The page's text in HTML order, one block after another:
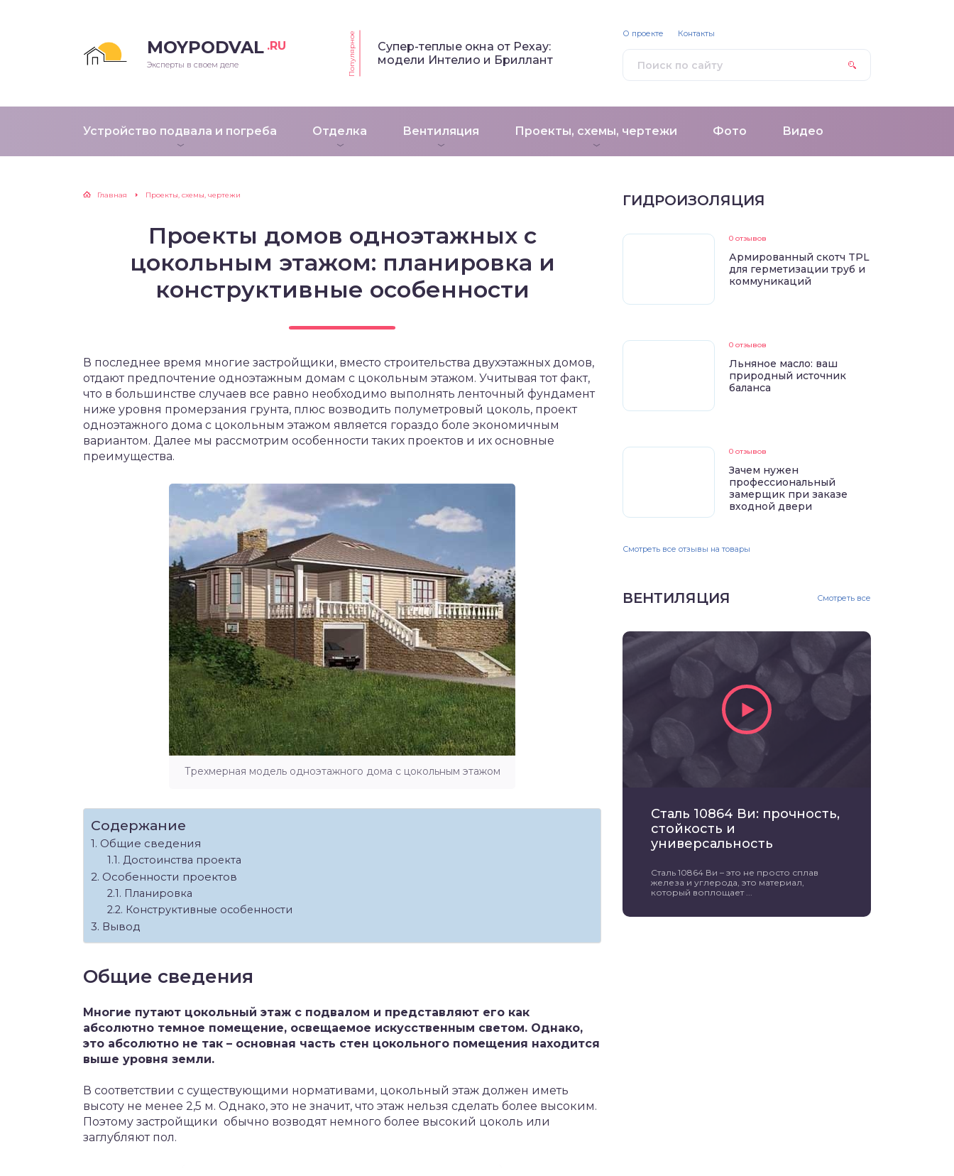
MOYPODVAL .RU
Эксперты в своем деле Популярное
Супер-теплые окна от Рехау:
модели Интелио и Бриллант
Устройство подвала и погреба Отделка Вентиляция Проекты, схемы, чертежи Фото Видео
О проекте Контакты
Главная Проекты, схемы, чертежи
Проекты домов одноэтажных с
цокольным этажом: планировка и
конструктивные особенности
В последнее время многие застройщики, вместо строительства двухэтажных домов,
отдают предпочтение одноэтажным домам с цокольным этажом. Учитывая тот факт,
что в большинстве случаев все равно необходимо выполнять ленточный фундамент
ниже уровня промерзания грунта, плюс возводить полуметровый цоколь, проект
одноэтажного дома с цокольным этажом является гораздо боле экономичным
вариантом. Далее мы рассмотрим особенности таких проектов и их основные
преимущества.
Трехмерная модель одноэтажного дома с цокольным этажом
Содержание
Общие сведения
Достоинства проекта
Особенности проектов
Планировка
Конструктивные особенности
Вывод
Общие сведения
Многие путают цокольный этаж с подвалом и представляют его как
абсолютно темное помещение, освещаемое искусственным светом. Однако,
это абсолютно не так – основная часть стен цокольного помещения находится
выше уровня земли.
В соответствии с существующими нормативами, цокольный этаж должен иметь
высоту не менее 2,5 м. Однако, это не значит, что этаж нельзя сделать более высоким.
Поэтому застройщики обычно возводят немного более высокий цоколь или
заглубляют пол.
ГИДРОИЗОЛЯЦИЯ
0 отзывов
Армированный скотч TPL
для герметизации труб и
коммуникаций
0 отзывов
Льняное масло: ваш
природный источник
баланса
0 отзывов
Зачем нужен
профессиональный
замерщик при заказе
входной двери
Смотреть все отзывы на товары
ВЕНТИЛЯЦИЯ Смотреть все
Сталь 10864 Ви: прочность,
стойкость и
универсальность
Сталь 10864 Ви – это не просто сплав
железа и углерода, это материал,
который воплощает ...